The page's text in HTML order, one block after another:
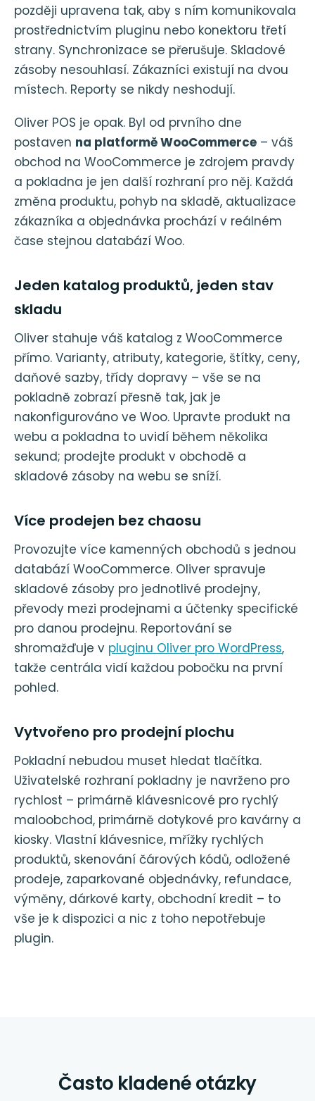
později upravena tak, aby s ním komunikovala
prostřednictvím pluginu nebo konektoru třetí
strany. Synchronizace se přerušuje. Skladové
zásoby nesouhlasí. Zákazníci existují na dvou
místech. Reporty se nikdy neshodují.
Oliver POS je opak. Byl od prvního dne
postaven na platformě WooCommerce – váš
obchod na WooCommerce je zdrojem pravdy
a pokladna je jen další rozhraní pro něj. Každá
změna produktu, pohyb na skladě, aktualizace
zákazníka a objednávka prochází v reálném
čase stejnou databází Woo.
Jeden katalog produktů, jeden stav
skladu
Oliver stahuje váš katalog z WooCommerce
přímo. Varianty, atributy, kategorie, štítky, ceny,
daňové sazby, třídy dopravy – vše se na
pokladně zobrazí přesně tak, jak je
nakonfigurováno ve Woo. Upravte produkt na
webu a pokladna to uvidí během několika
sekund; prodejte produkt v obchodě a
skladové zásoby na webu se sníží.
Více prodejen bez chaosu
Provozujte více kamenných obchodů s jednou
databází WooCommerce. Oliver spravuje
skladové zásoby pro jednotlivé prodejny,
převody mezi prodejnami a účtenky specifické
pro danou prodejnu. Reportování se
shromažďuje v pluginu Oliver pro WordPress,
takže centrála vidí každou pobočku na první
pohled.
Vytvořeno pro prodejní plochu
Pokladní nebudou muset hledat tlačítka.
Uživatelské rozhraní pokladny je navrženo pro
rychlost – primárně klávesnicové pro rychlý
maloobchod, primárně dotykové pro kavárny a
kiosky. Vlastní klávesnice, mřížky rychlých
produktů, skenování čárových kódů, odložené
prodeje, zaparkované objednávky, refundace,
výměny, dárkové karty, obchodní kredit – to
vše je k dispozici a nic z toho nepotřebuje
plugin.
Často kladené otázky